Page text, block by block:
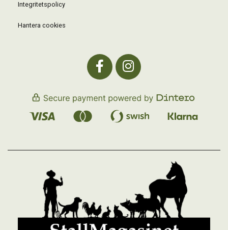
Integritetspolicy
Hantera cookies